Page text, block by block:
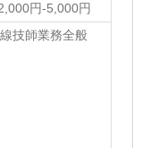
円-5,000円
技師業務全般